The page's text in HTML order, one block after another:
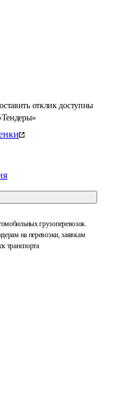
отклик доступны
грузоперевозок.
на перевозки, заявкам
транспорта